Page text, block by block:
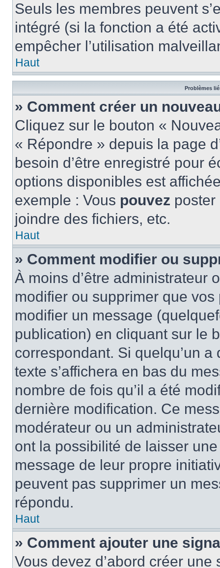
Seuls les membres peuvent
intégré (si la fonction a été
empêcher l’utilisation
Haut
Problèmes
» Comment créer un
Cliquez sur le bouton «
« Répondre » depuis la page
besoin d’être enregistré pour
options disponibles est
exemple : Vous pouvez
joindre des fichiers, etc.
Haut
» Comment modifier ou
À moins d’être administrateur
modifier ou supprimer que
modifier un message
publication) en cliquant sur le
correspondant. Si quelqu’un
texte s’affichera en bas du
nombre de fois qu’il a été
dernière modification. Ce
modérateur ou un
ont la possibilité de laisser
message de leur propre
peuvent pas supprimer un
répondu.
Haut
» Comment ajouter une
Vous devez d’abord créer